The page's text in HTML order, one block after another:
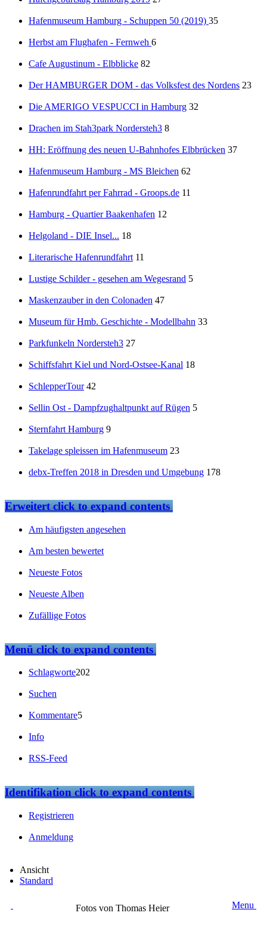
Hafenmuseum Hamburg - Schuppen 50 (2019) 35
Herbst am Flughafen - Fernweh 6
Cafe Augustinum - Elbblicke 82
Der HAMBURGER DOM - das Volksfest des Nordens 23
Die AMERIGO VESPUCCI in Hamburg 32
Drachen im Stah3park Nordersteh3 8
HH: Eröffnung des neuen U-Bahnhofes Elbbrücken 37
Hafenmuseum Hamburg - MS Bleichen 62
Hafenrundfahrt per Fahrrad - Groops.de 11
Hamburg - Quartier Baakenhafen 12
Helgoland - DIE Insel... 18
Literarische Hafenrundfahrt 11
Lustige Schilder - gesehen am Wegesrand 5
Maskenzauber in den Colonaden 47
Museum für Hmb. Geschichte - Modellbahn 33
Parkfunkeln Nordersteh3 27
Schiffsfahrt Kiel und Nord-Ostsee-Kanal 18
SchlepperTour 42
Sellin Ost - Dampfzughaltpunkt auf Rügen 5
Sternfahrt Hamburg 9
Takelage spleissen im Hafenmuseum 23
debx-Treffen 2018 in Dresden und Umgebung 178
Erweitertclick to expand contents
Am häufigsten angesehen
Am besten bewertet
Neueste Fotos
Neueste Alben
Zufällige Fotos
Menüclick to expand contents
Schlagworte202
Suchen
Kommentare5
Info
RSS-Feed
Identifikationclick to expand contents
Registrieren
Anmeldung
Ansicht
Standard
Fotos von Thomas Heier Menu